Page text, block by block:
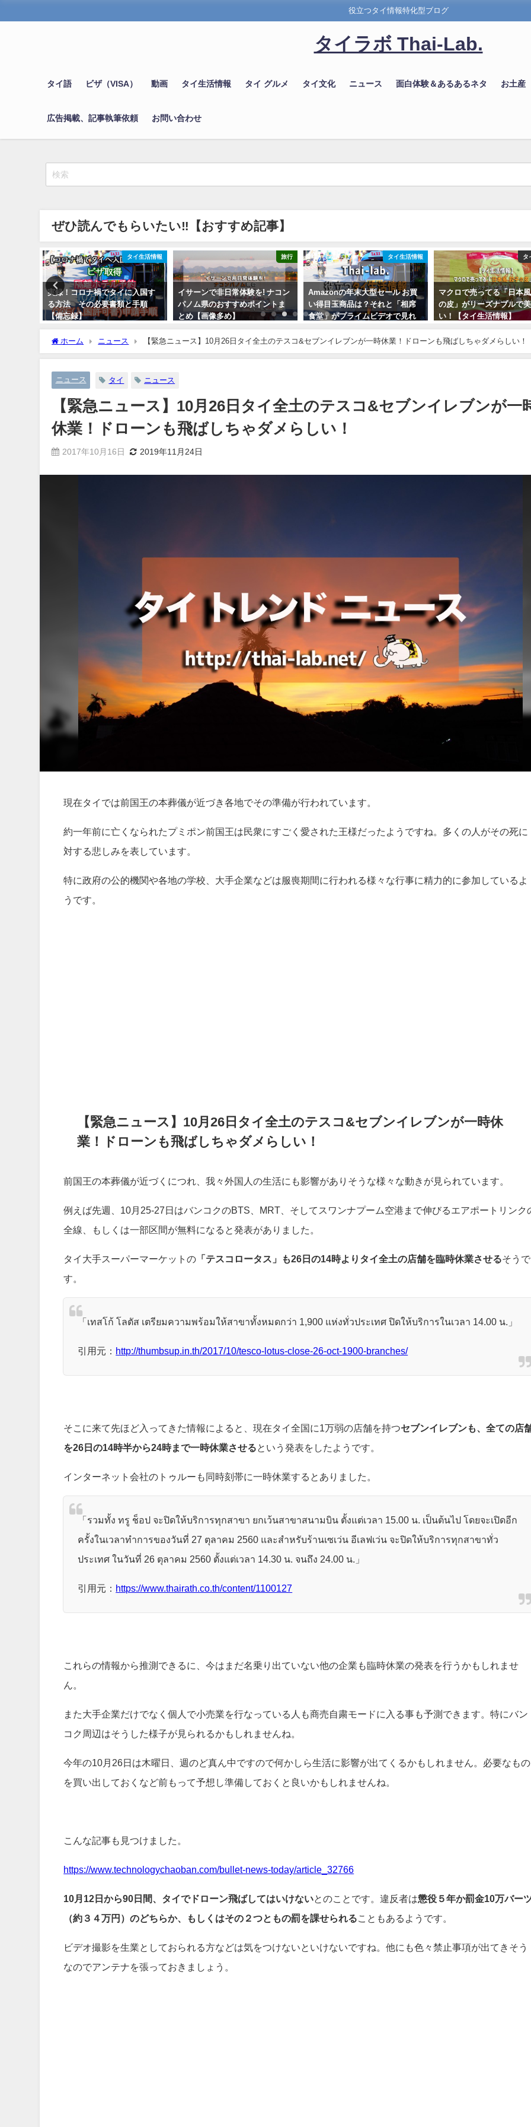
役立つタイ情報特化型ブログ
タイラボ Thai-Lab.
タイ語 ビザ（VISA） 動画 タイ生活情報 タイ グルメ タイ文化 ニュース 面白体験＆あるあるネタ お土産
広告掲載、記事執筆依頼 お問い合わせ
ぜひ読んでもらいたい‼【おすすめ記事】
タイ生活情報
実録！コロナ禍でタイに入国す
る方法 その必要書類と手順
【備忘録】
旅行
イサーンで非日常体験を! ナコン
パノム県のおすすめポイントま
とめ【画像多め】
タイ生活情報
Amazonの年末大型セール お買
い得目玉商品は？それと「相席
食堂」がプライムビデオで見れ
るようになったよ！
2018年11月21日
タ
マクロで売ってる「日本
の皮」がリーズナブルで
い！【タイ生活情報】
ホーム ニュース 【緊急ニュース】10月26日タイ全土のテスコ&セブンイレブンが一時休業！ドローンも飛ばしちゃダメらしい！
ニュース タイ ニュース
【緊急ニュース】10月26日タイ全土のテスコ&セブンイレブンが一
休業！ドローンも飛ばしちゃダメらしい！
2017年10月16日 2019年11月24日
現在タイでは前国王の本葬儀が近づき各地でその準備が行われています。
約一年前に亡くなられたプミポン前国王は民衆にすごく愛された王様だったようですね。多くの人がその死に
対する悲しみを表しています。
特に政府の公的機関や各地の学校、大手企業などは服喪期間に行われる様々な行事に精力的に参加しているよ
うです。
【緊急ニュース】10月26日タイ全土のテスコ&セブンイレブンが一時休
業！ドローンも飛ばしちゃダメらしい！
前国王の本葬儀が近づくにつれ、我々外国人の生活にも影響がありそうな様々な動きが見られています。
例えば先週、10月25-27日はバンコクのBTS、MRT、そしてスワンナプーム空港まで伸びるエアポートリンク
全線、もしくは一部区間が無料になると発表がありました。
タイ大手スーパーマーケットの 「テスコロータス」も26日の14時よりタイ全土の店舗を臨時休業させるそうで
す。
「เทสโก้ โลตัส เตรียมความพร้อมให้สาขาทั้งหมดกว่า 1,900 แห่งทั่วประเทศ ปิดให้บริการในเวลา 14.00 น.」
引用元： http://thumbsup.in.th/2017/10/tesco-lotus-close-26-oct-1900-branches/
そこに来て先ほど入ってきた情報によると、現在タイ全国に1万弱の店舗を持つセブンイレブンも、全ての店
を26日の14時半から24時まで一時休業させる という発表をしたようです。
インターネット会社のトゥルーも同時刻帯に一時休業するとありました。
「รวมทั้ง ทรู ช็อป จะปิดให้บริการทุกสาขา ยกเว้นสาขาสนามบิน ตั้งแต่เวลา 15.00 น. เป็นต้นไป โดยจะเปิดอีก
ครั้งในเวลาทำการของวันที่ 27 ตุลาคม 2560 และสำหรับร้านเซเว่น อีเลฟเว่น จะปิดให้บริการทุกสาขาทั่ว
ประเทศ ในวันที่ 26 ตุลาคม 2560 ตั้งแต่เวลา 14.30 น. จนถึง 24.00 น.」
引用元： https://www.thairath.co.th/content/1100127
これらの情報から推測できるに、今はまだ名乗り出ていない他の企業も臨時休業の発表を行うかもしれませ
ん。
また大手企業だけでなく個人で小売業を行なっている人も商売自粛モードに入る事も予測できます。特にバン
コク周辺はそうした様子が見られるかもしれませんね。
今年の10月26日は木曜日、週のど真ん中ですので何かしら生活に影響が出てくるかもしれません。必要なもの
を買い出しておくなど前もって予想し準備しておくと良いかもしれませんね。
こんな記事も見つけました。
https://www.technologychaoban.com/bullet-news-today/article_32766
10月12日から90日間、タイでドローン飛ばしてはいけないとのことです。違反者は懲役５年か罰金10万バー
（約３４万円）のどちらか、もしくはその２つともの罰を課せられる こともあるようです。
ビデオ撮影を生業としておられる方などは気をつけないといけないですね。他にも色々禁止事項が出てきそう
なのでアンテナを張っておきましょう。